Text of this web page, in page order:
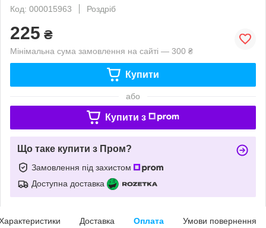
Код: 000015963
Роздріб
225 ₴
Мінімальна сума замовлення на сайті — 300 ₴
Купити
або
Купити з
Що таке купити з Пром?
Замовлення під захистом
Доступна доставка
Доставка Оплата Умови повернення